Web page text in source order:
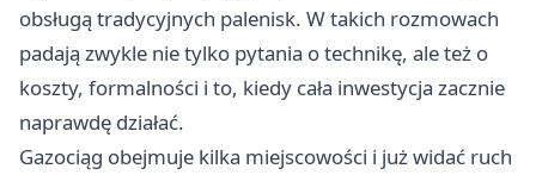
obsługą tradycyjnych palenisk. W takich rozmowach
padają zwykle nie tylko pytania o technikę, ale też o
koszty, formalności i to, kiedy cała inwestycja zacznie
naprawdę działać.
Gazociąg obejmuje kilka miejscowości i już widać ruch